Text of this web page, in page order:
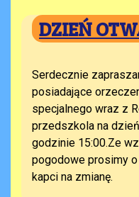
DZIEŃ
Serdecznie
posiadające
specjalnego wraz z
przedszkola na
godzinie 15:00.Ze
pogodowe prosimy
kapci na zmianę.